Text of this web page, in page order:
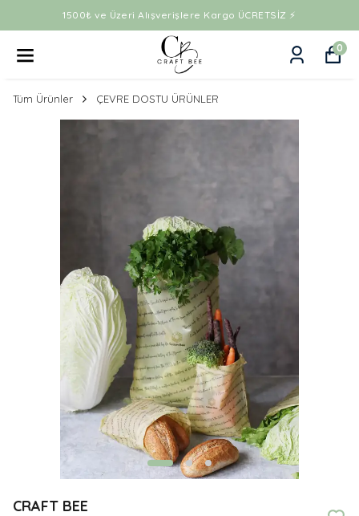
1500₺ ve Üzeri Alışverişlere Kargo ÜCRETSİZ ⚡
0
Tüm Ürünler ÇEVRE DOSTU ÜRÜNLER
CRAFT BEE